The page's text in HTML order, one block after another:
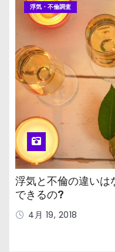
浮気・不倫調査
浮気と不倫の違いは
できるの?
4月 19, 2018